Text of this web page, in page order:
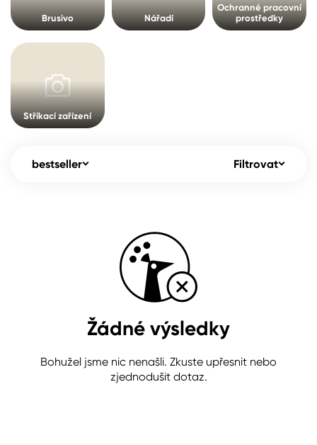
Pro akcionáře O společnosti
Kontakty Spreje
Brusivo Nářadí
Ochranné pracovní
prostředky
Stříkací zařízení
bestseller Filtrovat
Žádné výsledky
Bohužel jsme nic nenašli. Zkuste upřesnit nebo
zjednodušit dotaz.